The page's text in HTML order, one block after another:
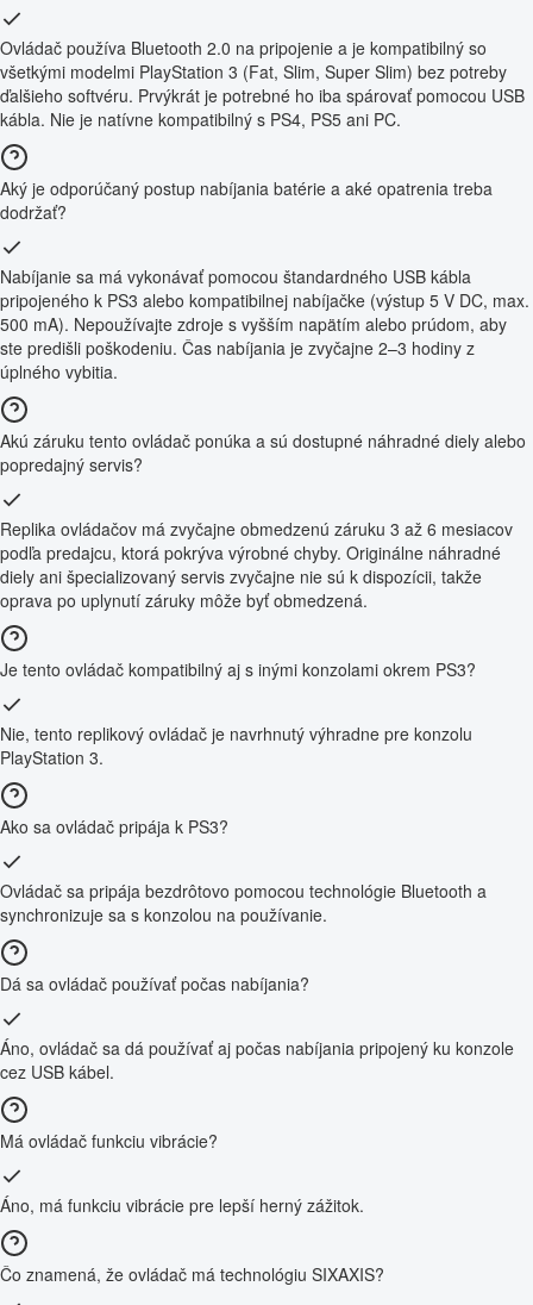
Ovládač používa Bluetooth 2.0 na pripojenie a je kompatibilný so
všetkými modelmi PlayStation 3 (Fat, Slim, Super Slim) bez potreby
ďalšieho softvéru. Prvýkrát je potrebné ho iba spárovať pomocou USB
kábla. Nie je natívne kompatibilný s PS4, PS5 ani PC.
Aký je odporúčaný postup nabíjania batérie a aké opatrenia treba
dodržať?
Nabíjanie sa má vykonávať pomocou štandardného USB kábla
pripojeného k PS3 alebo kompatibilnej nabíjačke (výstup 5 V DC, max.
500 mA). Nepoužívajte zdroje s vyšším napätím alebo prúdom, aby
ste predišli poškodeniu. Čas nabíjania je zvyčajne 2–3 hodiny z
úplného vybitia.
Akú záruku tento ovládač ponúka a sú dostupné náhradné diely alebo
popredajný servis?
Replika ovládačov má zvyčajne obmedzenú záruku 3 až 6 mesiacov
podľa predajcu, ktorá pokrýva výrobné chyby. Originálne náhradné
diely ani špecializovaný servis zvyčajne nie sú k dispozícii, takže
oprava po uplynutí záruky môže byť obmedzená.
Je tento ovládač kompatibilný aj s inými konzolami okrem PS3?
Nie, tento replikový ovládač je navrhnutý výhradne pre konzolu
PlayStation 3.
Ako sa ovládač pripája k PS3?
Ovládač sa pripája bezdrôtovo pomocou technológie Bluetooth a
synchronizuje sa s konzolou na používanie.
Dá sa ovládač používať počas nabíjania?
Áno, ovládač sa dá používať aj počas nabíjania pripojený ku konzole
cez USB kábel.
Má ovládač funkciu vibrácie?
Áno, má funkciu vibrácie pre lepší herný zážitok.
Čo znamená, že ovládač má technológiu SIXAXIS?